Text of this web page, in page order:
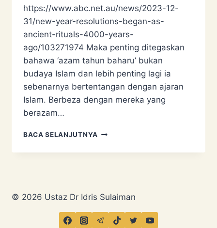
https://www.abc.net.au/news/2023-12-
31/new-year-resolutions-began-as-
ancient-rituals-4000-years-
ago/103271974 Maka penting ditegaskan
bahawa ‘azam tahun baharu’ bukan
budaya Islam dan lebih penting lagi ia
sebenarnya bertentangan dengan ajaran
Islam. Berbeza dengan mereka yang
berazam…
BACA SELANJUTNYA AZAM
BAHARU
© 2026 Ustaz Dr Idris Sulaiman